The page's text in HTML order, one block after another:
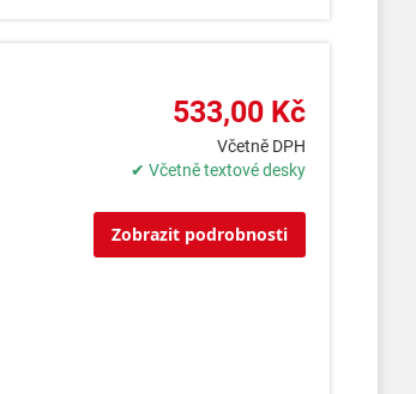
533,00 Kč
Včetně DPH
✔ Včetně textové desky
Zobrazit podrobnosti